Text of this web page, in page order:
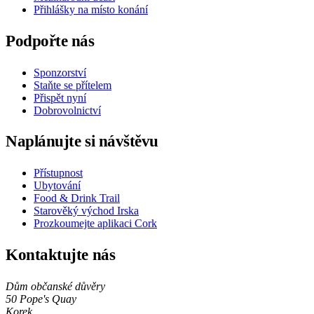
Přihlášky na místo konání
Podpořte nás
Sponzorství
Staňte se přítelem
Přispět nyní
Dobrovolnictví
Naplánujte si návštěvu
Přístupnost
Ubytování
Food & Drink Trail
Starověký východ Irska
Prozkoumejte aplikaci Cork
Kontaktujte nás
Dům občanské důvěry
50 Pope's Quay
Korek